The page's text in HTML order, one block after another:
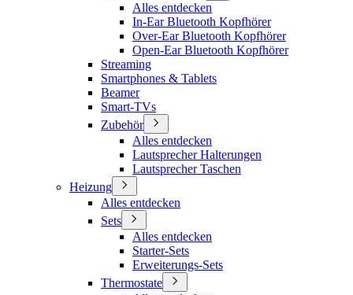
Alles entdecken
In-Ear Bluetooth Kopfhörer
Over-Ear Bluetooth Kopfhörer
Open-Ear Bluetooth Kopfhörer
Streaming
Smartphones & Tablets
Beamer
Smart-TVs
Zubehör
Alles entdecken
Lautsprecher Halterungen
Lautsprecher Taschen
Heizung
Alles entdecken
Sets
Alles entdecken
Starter-Sets
Erweiterungs-Sets
Thermostate